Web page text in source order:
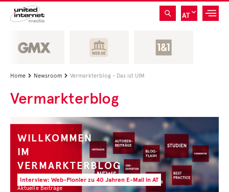
AT
Home  Newsroom  Vermarkterblog - Das ist UIM
Vermarkterblog
WILLKOMMEN
IM
VERMARKTERBLOG
Aktuelle Beiträge
Interview: Web-Pionier zu 40 Jahren E-Mail in AT